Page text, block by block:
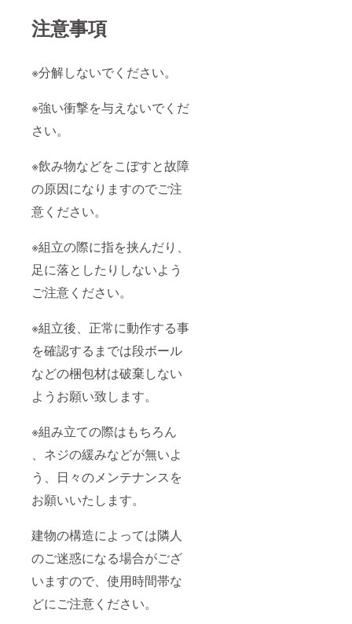
注意事項
※分解しないでください。
※強い衝撃を与えないでくだ
さい。
※飲み物などをこぼすと故障
の原因になりますのでご注
意ください。
※組立の際に指を挟んだり、
足に落としたりしないよう
ご注意ください。
※組立後、正常に動作する事
を確認するまでは段ボール
などの梱包材は破棄しない
ようお願い致します。
※組み立ての際はもちろん
、ネジの緩みなどが無いよ
う、日々のメンテナンスを
お願いいたします。
建物の構造によっては隣人
のご迷惑になる場合がござ
いますので、使用時間帯な
どにご注意ください。